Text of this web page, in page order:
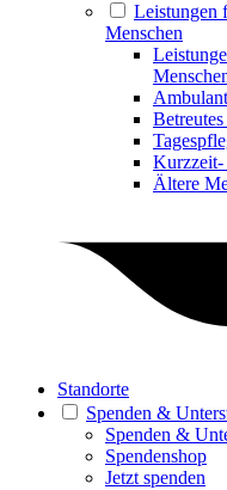
Leistungen
Menschen
Kurzzeit-
Ältere
Standorte
Spenden &
Spenden &
Spendenshop
Jetzt spenden